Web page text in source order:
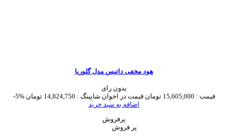
هود مخفی داتیس مدل گلوریا
بدون رای
-5%
قیمت : 15,605,000 تومان قیمت در اخوان شاپینگ : 14,824,750 تومان
اضافه به سبد خرید
پرفروش